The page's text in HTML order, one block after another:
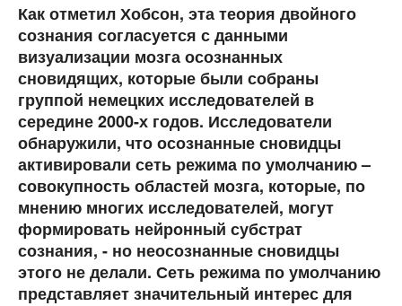
Как отметил Хобсон, эта теория двойного
сознания согласуется с данными
визуализации мозга осознанных
сновидящих, которые были собраны
группой немецких исследователей в
середине 2000-х годов. Исследователи
обнаружили, что осознанные сновидцы
активировали сеть режима по умолчанию –
совокупность областей мозга, которые, по
мнению многих исследователей, могут
формировать нейронный субстрат
сознания, - но неосознанные сновидцы
этого не делали. Сеть режима по умолчанию
представляет значительный интерес для